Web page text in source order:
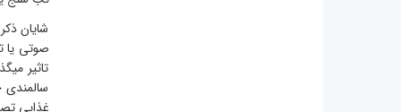
شایان
صوتی یا
تاثیر
سالمندی
غذایی